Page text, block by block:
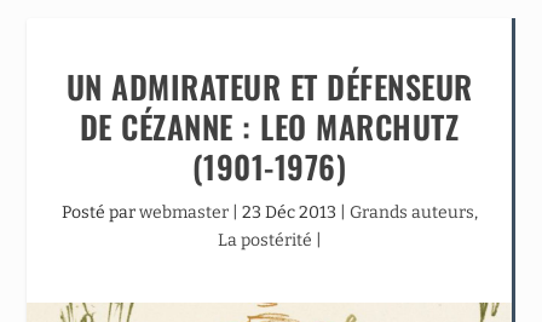
UN ADMIRATEUR ET DÉFENSEUR
DE CÉZANNE : LEO MARCHUTZ
(1901-1976)
Posté parwebmaster| 23 Déc 2013 Grands auteurs,
La postérité